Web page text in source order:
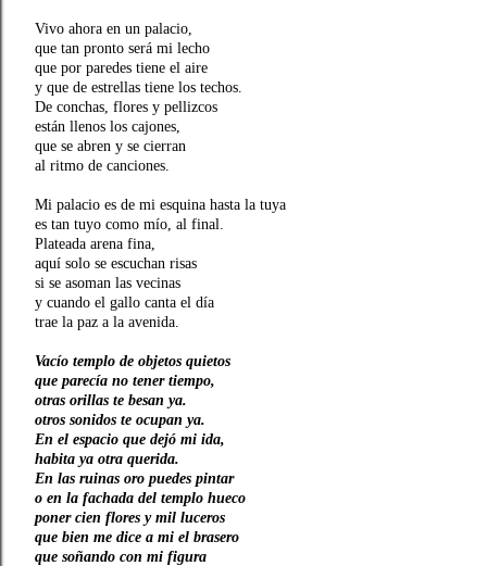
Vivo ahora en un palacio,
que tan pronto será mi lecho
que por paredes tiene el aire
y que de estrellas tiene los techos.
De conchas, flores y pellizcos
están llenos los cajones,
que se abren y se cierran
al ritmo de canciones.
Mi palacio es de mi esquina hasta la tuya
es tan tuyo como mío, al final.
Plateada arena fina,
aquí solo se escuchan risas
si se asoman las vecinas
y cuando el gallo canta el día
trae la paz a la avenida.
Vacío templo de objetos quietos
que parecía no tener tiempo,
otras orillas te besan ya.
otros sonidos te ocupan ya.
En el espacio que dejó mi ida,
habita ya otra querida.
En las ruinas oro puedes pintar
o en la fachada del templo hueco
poner cien flores y mil luceros
que bien me dice a mi el brasero
que soñando con mi figura